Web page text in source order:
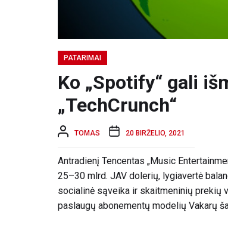
PATARIMAI
Ko „Spotify“ gali
„TechCrunch“
TOMAS 20 BIRŽELIO, 2021
Antradienį Tencentas „Music
25–30 mlrd. JAV dolerių, lygiavertė
socialinė sąveika ir skaitmeninių prekių
paslaugų abonementų modelių Vakarų